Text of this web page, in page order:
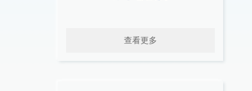
查看更多